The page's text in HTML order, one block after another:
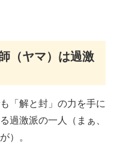
（ヤマ）は過激
「解と封」の力を手に
過激派の一人（まぁ、
）。